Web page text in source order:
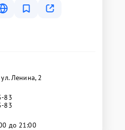
Ленина, 2
83
83
до 21:00